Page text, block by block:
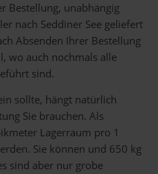
Bestellung, unabhängig
nach Seddiner See geliefert
Absenden Ihrer Bestellung
wo auch nochmals alle
sind.
sollte, hängt natürlich
Sie brauchen. Als
Lagerraum pro 1
Sie können und 650 kg
sind aber nur grobe